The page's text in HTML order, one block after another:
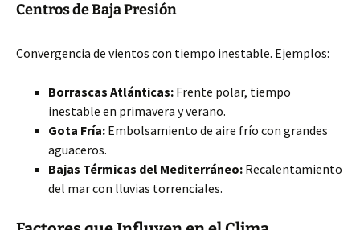
Centros de Baja Presión
Convergencia de vientos con tiempo inestable. Ejemplos:
Borrascas Atlánticas: Frente polar, tiempo
inestable en primavera y verano.
Gota Fría: Embolsamiento de aire frío con grandes
aguaceros.
Bajas Térmicas del Mediterráneo: Recalentamiento
del mar con lluvias torrenciales.